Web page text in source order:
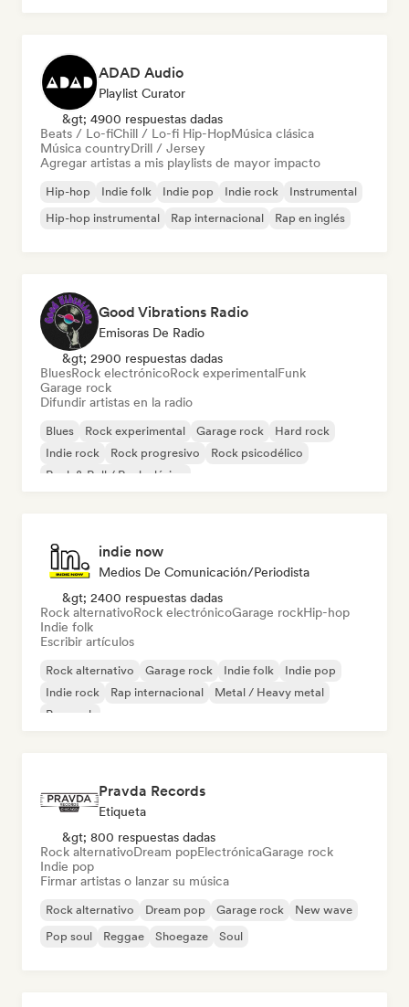
ADAD Audio
Playlist Curator
&gt; 4900 respuestas dadas
Beats / Lo-fiChill / Lo-fi Hip-HopMúsica clásica
Música countryDrill / Jersey
Agregar artistas a mis playlists de mayor impacto
Hip-hop Indie folk Indie pop Indie rock
Instrumental
Hip-hop instrumental
Rap internacional Rap en inglés
Good Vibrations Radio
Emisoras De Radio
&gt; 2900 respuestas dadas
BluesRock electrónicoRock experimentalFunk
Garage rock
Difundir artistas en la radio
Blues Rock experimental Garage rock
Hard rock
Indie rock
Rock progresivo
Rock psicodélico
Rock & Roll / Rock clásico
indie now
Medios De Comunicación/Periodista
&gt; 2400 respuestas dadas
Rock alternativoRock electrónicoGarage rockHip-hop
Indie folk
Escribir artículos
Rock alternativo Garage rock Indie folk
Indie pop
Indie rock
Rap internacional
Metal / Heavy metal
Pop rock
Pravda Records
Etiqueta
&gt; 800 respuestas dadas
Rock alternativoDream popElectrónicaGarage rock
Indie pop
Firmar artistas o lanzar su música
Rock alternativo Dream pop Garage rock
New wave
Pop soul
Reggae Shoegaze Soul